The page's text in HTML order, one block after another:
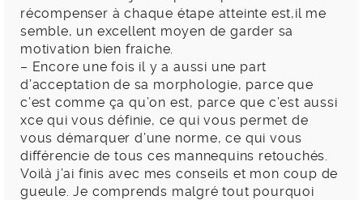
récompenser à chaque étape atteinte est,il me
semble, un excellent moyen de garder sa
motivation bien fraiche.
– Encore une fois il y a aussi une part
d’acceptation de sa morphologie, parce que
c’est comme ça qu’on est, parce que c’est aussi
xce qui vous définie, ce qui vous permet de
vous démarquer d’une norme, ce qui vous
différencie de tous ces mannequins retouchés.
Voilà j’ai finis avec mes conseils et mon coup de
gueule. Je comprends malgré tout pourquoi